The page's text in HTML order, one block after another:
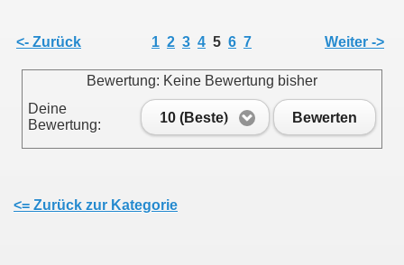
<- Zurück 1 2 3 4 5 6 7 Weiter ->
Bewertung: Keine Bewertung bisher
Deine
Bewertung:
10 (Beste) Bewerten
<= Zurück zur Kategorie